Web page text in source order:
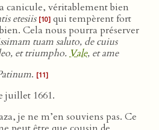
canicule, véritablement bien
etesiis [10] qui tempèrent fort
Cela nous pourra préserver
tuam saluto, de cuius
et triumpho. Vale, et ame
. [11]
juillet 1661.
je ne m’en souviens pas. Ce